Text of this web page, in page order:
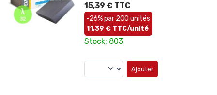
15,39 € TTC
-26% par 200 unités
11,39 € TTC/unité
Stock: 803
Ajouter